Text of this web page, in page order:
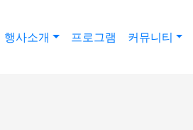
행사소개 프로그램 커뮤니티